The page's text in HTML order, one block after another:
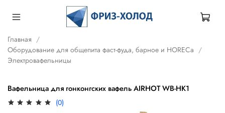
Главная
Оборудование для общепита фаст-фуда, барное и HORECa
Электровафельницы
Вафельница для гонконгских вафель AIRHOT WB-HK1
(0)